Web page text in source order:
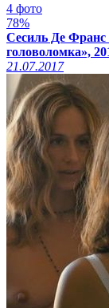
4 фото
78%
Сесиль Де Франс
головоломка»,
21.07.2017